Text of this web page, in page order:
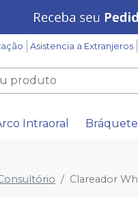
Asistencia a Extranjeros
Intraoral
Clareador